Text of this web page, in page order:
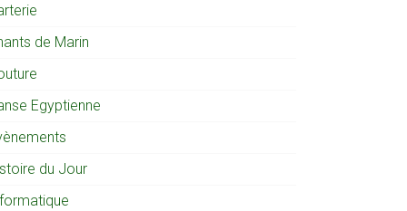
de Marin
Egyptienne
du Jour